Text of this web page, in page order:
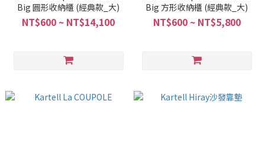
Big 圓形收納櫃 (經典款_大)
NT$600 ~ NT$14,100
Big 方形收納櫃 (經典款_大)
NT$600 ~ NT$5,800